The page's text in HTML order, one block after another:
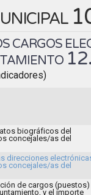
CARGOS
biográficos del
concejales/as del
direcciones
concejales/as del
de cargos
y el importe